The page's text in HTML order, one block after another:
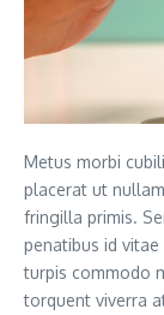
Metus morbi
placerat ut
fringilla primis.
penatibus id
turpis commodo
torquent viverra